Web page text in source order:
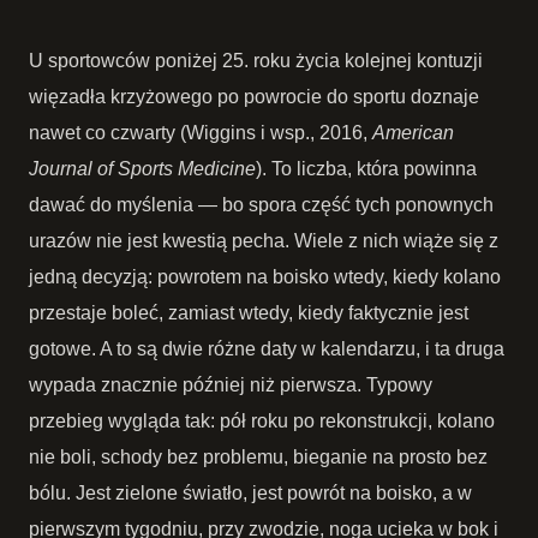
U sportowców poniżej 25. roku życia kolejnej kontuzji
więzadła krzyżowego po powrocie do sportu doznaje
nawet co czwarty (Wiggins i wsp., 2016, American
Journal of Sports Medicine). To liczba, która powinna
dawać do myślenia — bo spora część tych ponownych
urazów nie jest kwestią pecha. Wiele z nich wiąże się z
jedną decyzją: powrotem na boisko wtedy, kiedy kolano
przestaje boleć, zamiast wtedy, kiedy faktycznie jest
gotowe. A to są dwie różne daty w kalendarzu, i ta druga
wypada znacznie później niż pierwsza. Typowy
przebieg wygląda tak: pół roku po rekonstrukcji, kolano
nie boli, schody bez problemu, bieganie na prosto bez
bólu. Jest zielone światło, jest powrót na boisko, a w
pierwszym tygodniu, przy zwodzie, noga ucieka w bok i